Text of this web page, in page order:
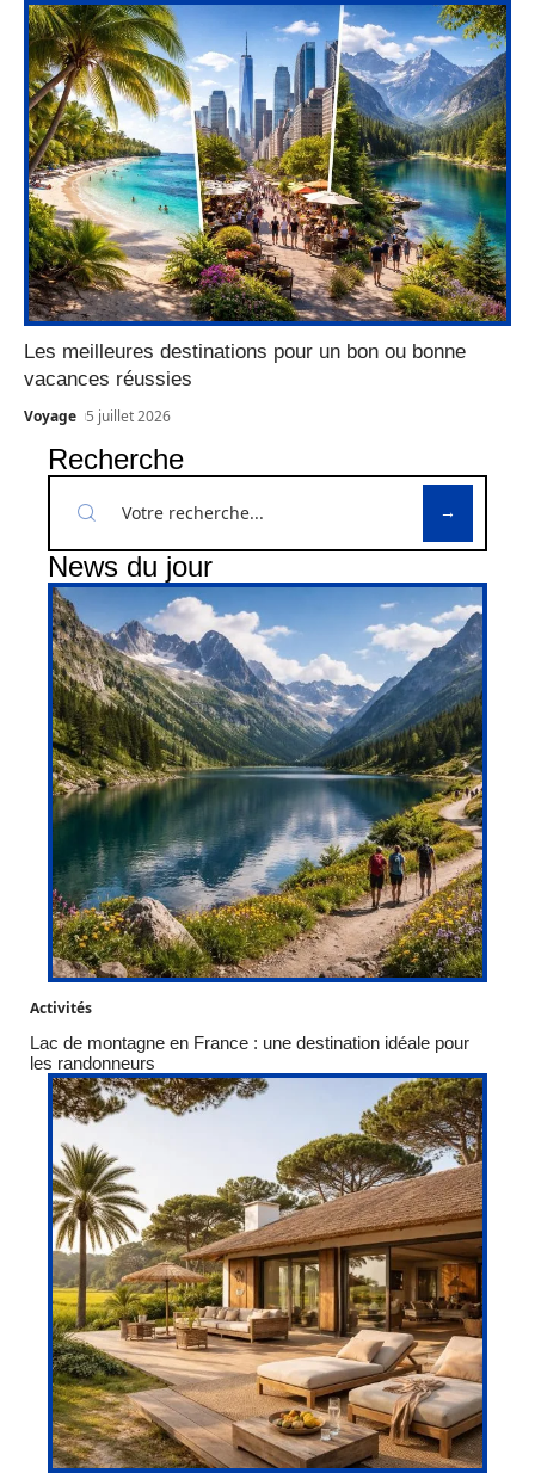
Les meilleures destinations pour un bon ou bonne
vacances réussies
Voyage 5 juillet 2026
Recherche
News du jour
Activités
Lac de montagne en France : une destination idéale pour
les randonneurs